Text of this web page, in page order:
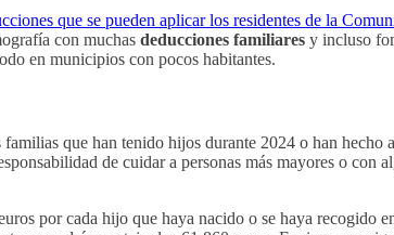
que se pueden aplicar los residentes de la
con muchas deducciones familiares y incluso
en municipios con pocos habitantes.
que han tenido hijos durante 2024 o han
de cuidar a personas más mayores o con
por cada hijo que haya nacido o se haya recogido